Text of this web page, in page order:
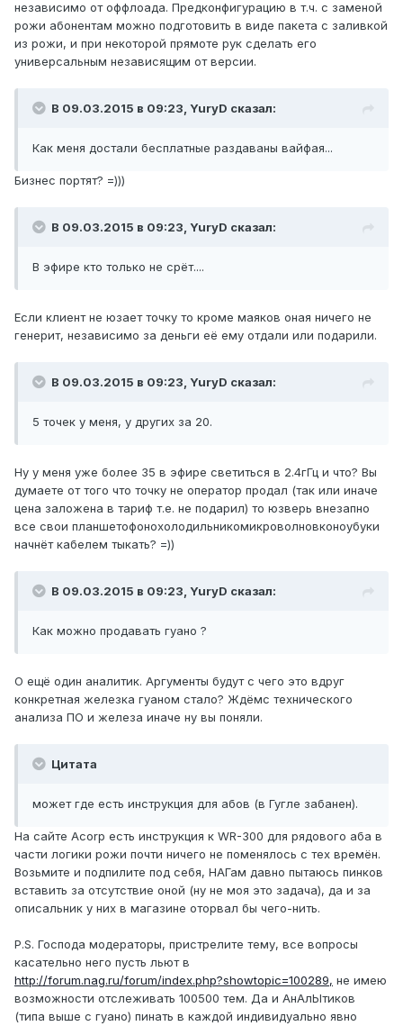
независимо от оффлоада. Предконфигурацию в т.ч. с заменой
рожи абонентам можно подготовить в виде пакета с заливкой
из рожи, и при некоторой прямоте рук сделать его
универсальным независящим от версии.
В 09.03.2015 в 09:23, YuryD сказал:
Как меня достали бесплатные раздаваны вайфая...
Бизнес портят? =)))
В 09.03.2015 в 09:23, YuryD сказал:
В эфире кто только не срёт....
Если клиент не юзает точку то кроме маяков оная ничего не
генерит, независимо за деньги её ему отдали или подарили.
В 09.03.2015 в 09:23, YuryD сказал:
5 точек у меня, у других за 20.
Ну у меня уже более 35 в эфире светиться в 2.4гГц и что? Вы
думаете от того что точку не оператор продал (так или иначе
цена заложена в тариф т.е. не подарил) то юзверь внезапно
все свои планшетофонохолодильникомикроволновконоубуки
начнёт кабелем тыкать? =))
В 09.03.2015 в 09:23, YuryD сказал:
Как можно продавать гуано ?
О ещё один аналитик. Аргументы будут с чего это вдруг
конкретная железка гуаном стало? Ждёмс технического
анализа ПО и железа иначе ну вы поняли.
Цитата
может где есть инструкция для абов (в Гугле забанен).
На сайте Acorp есть инструкция к WR-300 для рядового аба в
части логики рожи почти ничего не поменялось с тех времён.
Возьмите и подпилите под себя, НАГам давно пытаюсь пинков
вставить за отсутствие оной (ну не моя это задача), да и за
описальник у них в магазине оторвал бы чего-нить.
P.S. Господа модераторы, пристрелите тему, все вопросы
касательно него пусть льют в
http://forum.nag.ru/forum/index.php?showtopic=100289, не имею
возможности отслеживать 100500 тем. Да и АнАлЫтиков
(типа выше с гуано) пинать в каждой индивидуально явно